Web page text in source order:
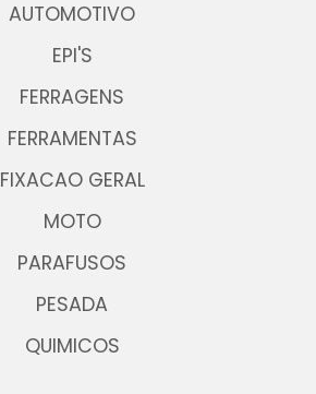
AUTOMOTIVO
EPI'S
FERRAGENS
FERRAMENTAS
FIXACAO GERAL
MOTO
PARAFUSOS
PESADA
QUIMICOS